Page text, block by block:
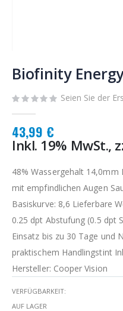
Anfang
der
Bildgalerie
Biofinity
Seien Sie der
43,99 €
Inkl. 19% MwSt.,
48% Wassergehalt
mit empfindlichen Augen
Basiskurve: 8,6 Lieferbare
0.25 dpt Abstufung (0.5 dpt
Einsatz bis zu 30 Tage und
praktischem Handlingstint
Hersteller: Cooper Vision
VERFÜGBARKEIT:
AUF LAGER